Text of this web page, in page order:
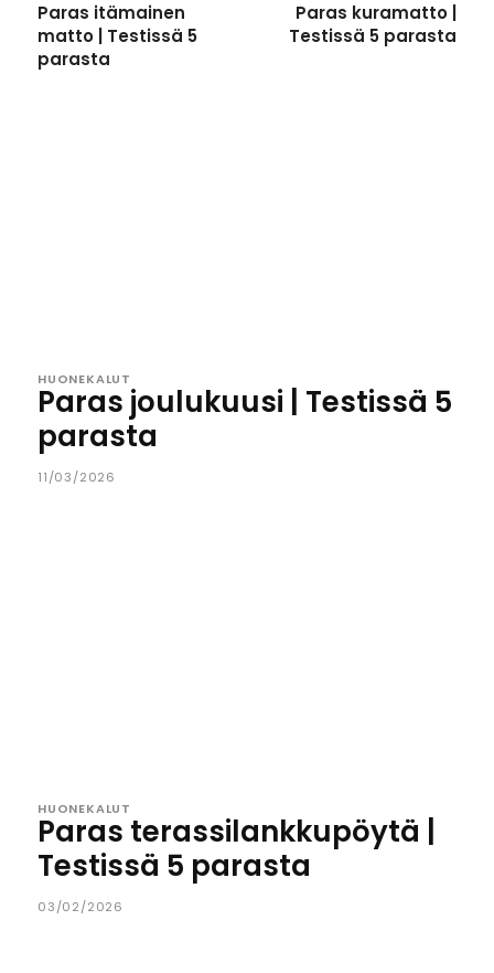
Paras itämainen
matto | Testissä 5
parasta
Paras kuramatto |
Testissä 5 parasta
HUONEKALUT
Paras joulukuusi | Testissä 5
parasta
11/03/2026
HUONEKALUT
Paras terassilankkupöytä |
Testissä 5 parasta
03/02/2026